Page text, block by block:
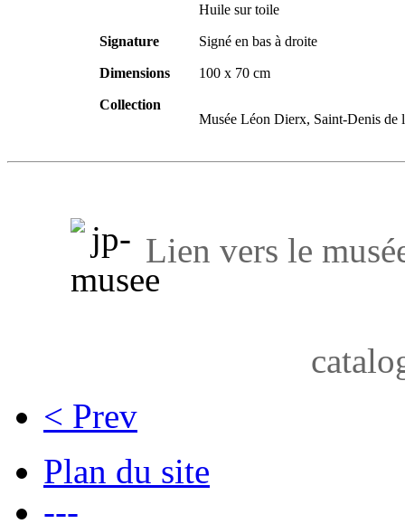
Huile sur toile
Signature Signé en bas à droite
Dimensions 100 x 70 cm
Collection
Musée Léon Dierx, Saint-Denis
Lien vers le
< Prev
Plan du site
---